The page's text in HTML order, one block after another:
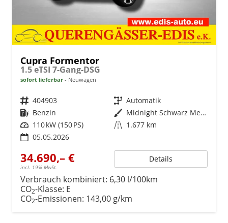
Cupra Formentor
1.5 eTSI 7-Gang-DSG
sofort lieferbar Neuwagen
Fahrzeugnr. 404903 Getriebe Automatik
Kraftstoff Benzin Außenfarbe
Midnight Schwarz Metallic
Leistung 110 kW (150 PS) Kilometerstand 1.677 km
05.05.2026
34.690,– €
incl. 19% MwSt.
Details
Verbrauch kombiniert: 6,30 l/100km
CO2-Klasse: E
CO2-Emissionen: 143,00 g/km